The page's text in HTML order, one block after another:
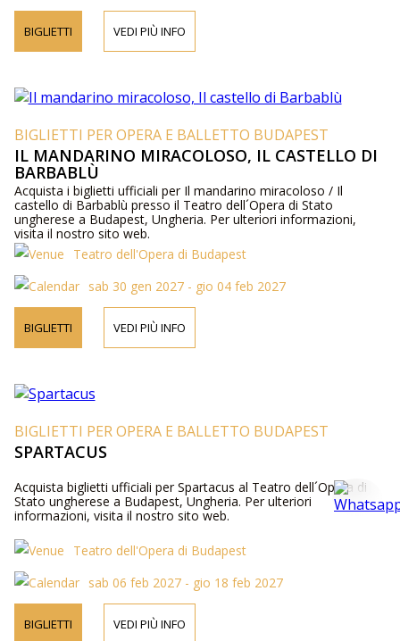
BIGLIETTI VEDI PIÙ INFO
BIGLIETTI PER OPERA E BALLETTO BUDAPEST
IL MANDARINO MIRACOLOSO, IL CASTELLO DI
BARBABLÙ
Acquista i biglietti ufficiali per Il mandarino miracoloso / Il
castello di Barbablù presso il Teatro dell´Opera di Stato
ungherese a Budapest, Ungheria. Per ulteriori informazioni,
visita il nostro sito web.
Teatro dell'Opera di Budapest
sab 30 gen 2027 - gio 04 feb 2027
BIGLIETTI VEDI PIÙ INFO
BIGLIETTI PER OPERA E BALLETTO BUDAPEST
SPARTACUS
Acquista biglietti ufficiali per Spartacus al Teatro dell´Opera di
Stato ungherese a Budapest, Ungheria. Per ulteriori
informazioni, visita il nostro sito web.
Teatro dell'Opera di Budapest
sab 06 feb 2027 - gio 18 feb 2027
BIGLIETTI VEDI PIÙ INFO